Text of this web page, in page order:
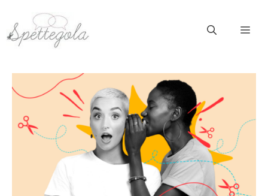
contenuto